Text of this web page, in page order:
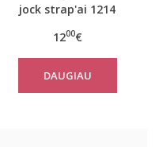
jock strap'ai 1214
1200€
DAUGIAU